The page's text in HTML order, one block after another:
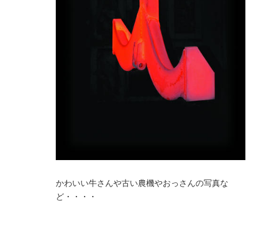
かわいい牛さんや古い農機やおっさんの写真な
ど・・・・